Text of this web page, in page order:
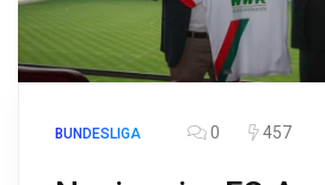
BUNDESLIGA 0 457